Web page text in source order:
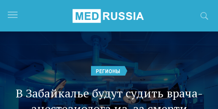
РЕГИОНЫ
В Забайкалье будут судить врача-